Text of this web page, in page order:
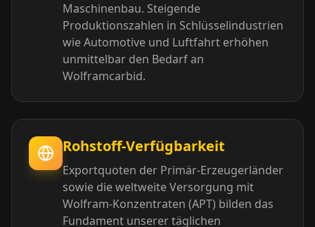
Maschinenbau. Steigende
Produktionszahlen in Schlüsselindustrien
wie Automotive und Luftfahrt erhöhen
unmittelbar den Bedarf an
Wolframcarbid.
Rohstoff-Verfügbarkeit
Exportquoten der Primär-Erzeugerländer
sowie die weltweite Versorgung mit
Wolfram-Konzentraten (APT) bilden das
Fundament unserer täglichen